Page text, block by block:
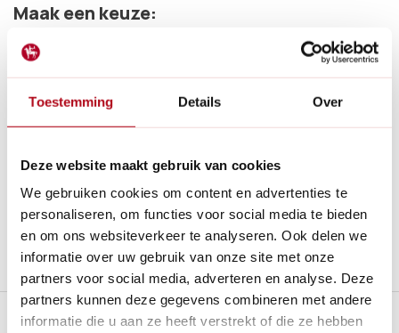
Toestemming Details Over
Deze website maakt gebruik van cookies
We gebruiken cookies om content en advertenties te
personaliseren, om functies voor social media te bieden
en om ons websiteverkeer te analyseren. Ook delen we
informatie over uw gebruik van onze site met onze
partners voor social media, adverteren en analyse. Deze
partners kunnen deze gegevens combineren met andere
informatie die u aan ze heeft verstrekt of die ze hebben
Maak een keuze:
Levertijd: 1 - 2 werkdagen
dagen bedenktijd
Al28 jaarde tuinspecialist voor tuinliefhebbers
Nieuw:Haal je bestelling in Wilnis bij ons op!
Stel een vraag over dit product
Plus- en minpunten